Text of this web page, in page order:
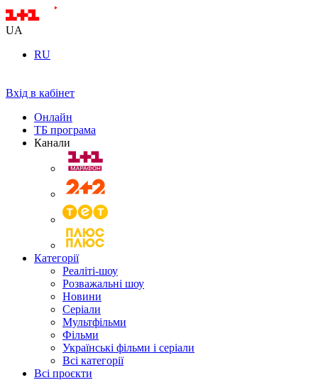
UA
RU
Вхід в кабінет
Онлайн
ТБ програма
Канали
Категорії
Реаліті-шоу
Розважальні шоу
Новини
Серіали
Мультфільми
Фільми
Українські фільми і серіали
Всі категорії
Всі проєкти